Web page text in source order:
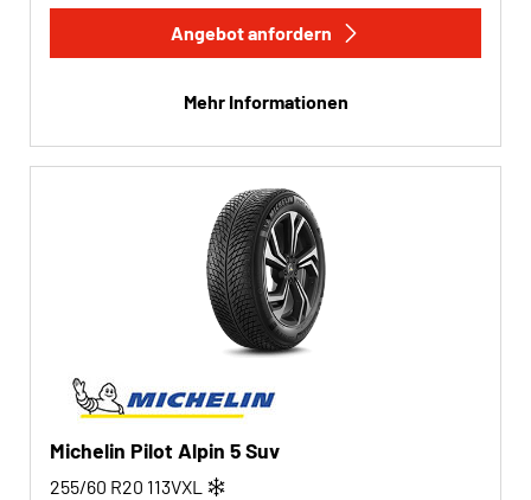
Angebot anfordern
Mehr Informationen
Michelin Pilot Alpin 5 Suv
255/60 R20 113VXL